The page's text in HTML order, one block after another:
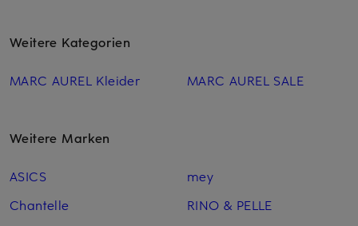
Weitere Kategorien
MARC AUREL Kleider MARC AUREL SALE
Weitere Marken
ASICS
Chantelle
mey
RINO & PELLE